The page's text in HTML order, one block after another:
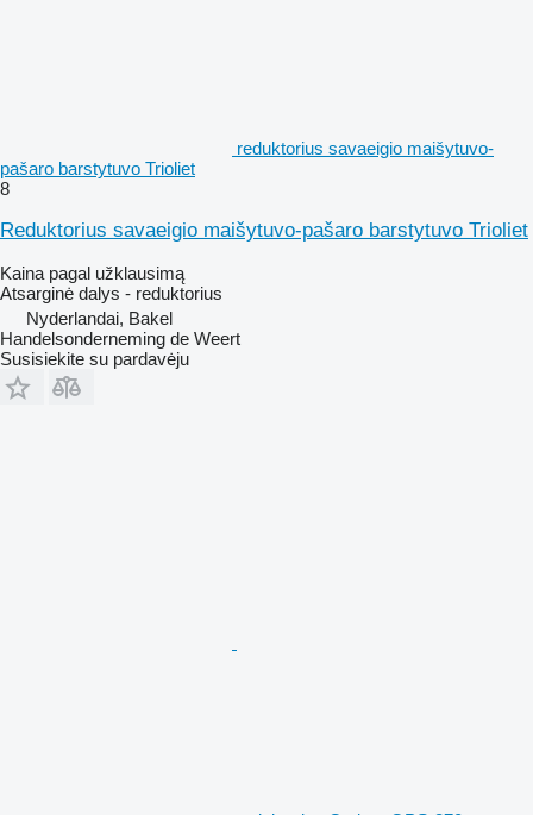
reduktorius savaeigio maišytuvo-
pašaro barstytuvo Trioliet
8
Reduktorius savaeigio maišytuvo-pašaro barstytuvo Trioliet
Kaina pagal užklausimą
Atsarginė dalys - reduktorius
Nyderlandai, Bakel
Handelsonderneming de Weert
Susisiekite su pardavėju